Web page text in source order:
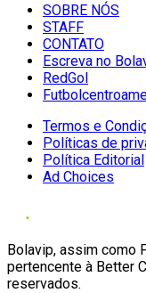
SOBRE NÓS
STAFF
CONTATO
Escreva no
RedGol
Termos e
Políticas de
Política Editorial
Ad Choices
Bolavip, assim como
pertencente à Better
reservados.